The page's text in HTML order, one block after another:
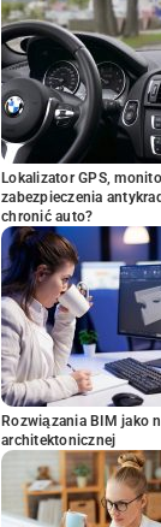
Lokalizator GPS,
zabezpieczenia
chronić auto?
Rozwiązania BIM jako
architektonicznej